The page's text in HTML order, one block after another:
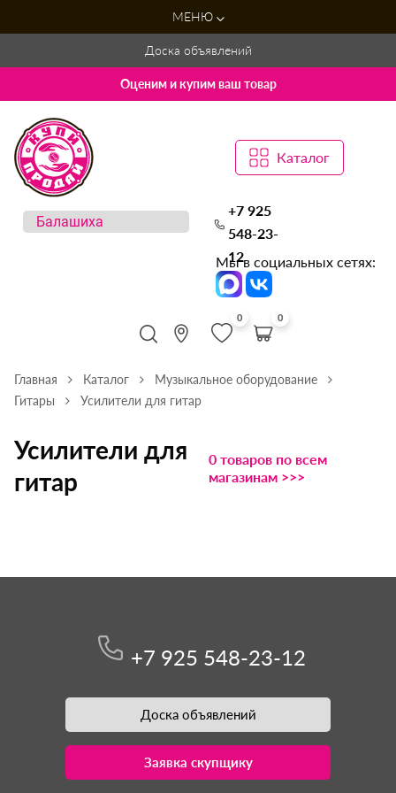
МЕНЮ
Доска объявлений
Оценим и купим ваш товар
Каталог
+7 925
548-23-
12
Мы в социальных сетях:
0 0
Главная Каталог
Музыкальное оборудование
Гитары
Усилители для гитар
Усилители для
гитар
0 товаров по всем
магазинам >>>
+7 925 548-23-12
Доска объявлений
Заявка скупщику